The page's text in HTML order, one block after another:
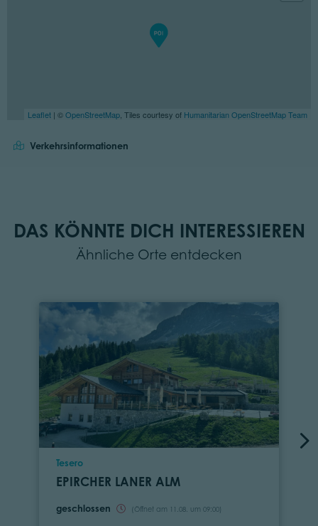
Leaflet | ©OpenStreetMap, Tiles courtesy of Humanitarian OpenStreetMap Team
Verkehrsinformationen
DAS KÖNNTE DICH INTERESSIEREN
Ähnliche Orte entdecken
Ort
Tesero
EPIRCHER LANER ALM
geschlossen (Öffnet am 11.08. um 09:00)